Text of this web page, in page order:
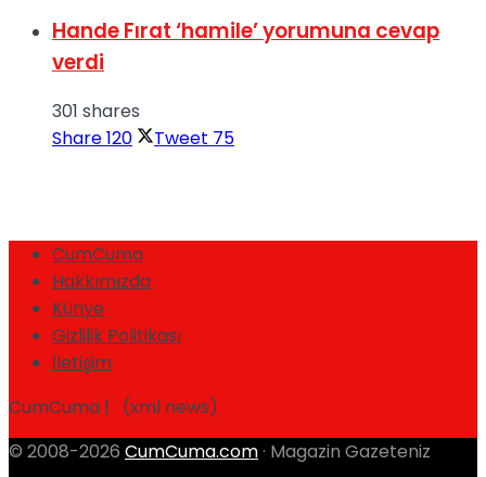
Hande Fırat ‘hamile’ yorumuna cevap
verdi
301 shares
Share120 Tweet 75
CumCuma
Hakkımızda
Künye
Gizlilik Politikası
İletişim
CumCuma | (xml news)
© 2008-2026 CumCuma.com · Magazin Gazeteniz